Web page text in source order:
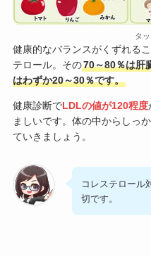
タ
健康的なバランスがくずれる
テロール。その70～80％は肝
はわずか20～30％です。
健康診断でLDLの値が120程度
ましいです。体の中からしっ
ていきましょう。
コレステロール
切です。